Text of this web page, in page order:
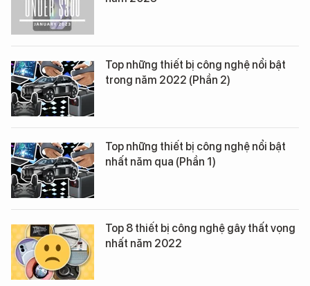
Top những thiết bị công nghệ nổi bật
trong năm 2022 (Phần 2)
Top những thiết bị công nghệ nổi bật
nhất năm qua (Phần 1)
Top 8 thiết bị công nghệ gây thất vọng
nhất năm 2022